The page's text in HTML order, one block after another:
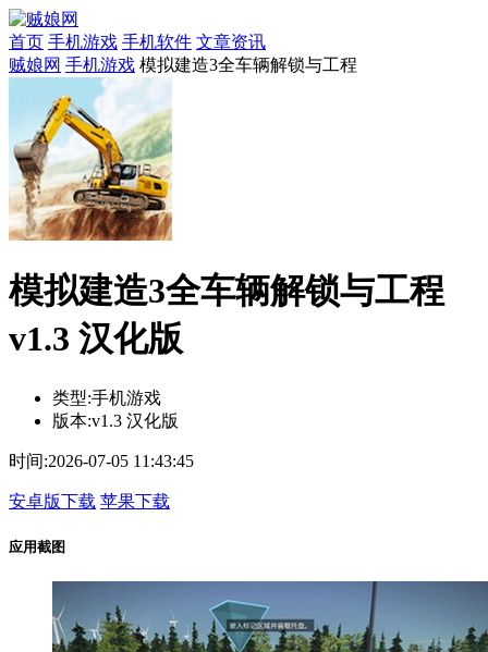
首页 手机游戏 手机软件 文章资讯
贼娘网 手机游戏 模拟建造3全车辆解锁与工程
模拟建造3全车辆解锁与工程
v1.3 汉化版
类型:手机游戏
版本:v1.3 汉化版
时间:2026-07-05 11:43:45
安卓版下载 苹果下载
应用截图